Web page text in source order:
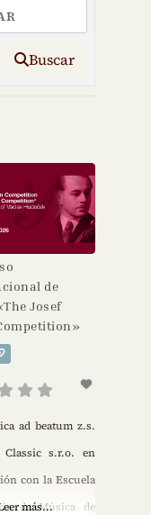
Buscar
de
Josef
ad beatum z.s.
s.r.o. en
con la Escuela
de Música de
más...